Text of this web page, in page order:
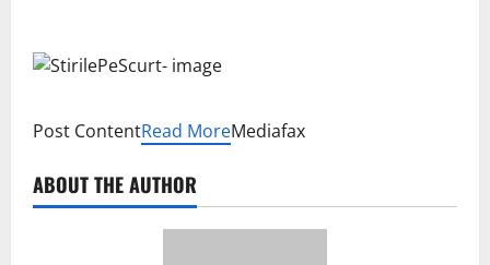
Post ContentRead MoreMediafax
ABOUT THE AUTHOR